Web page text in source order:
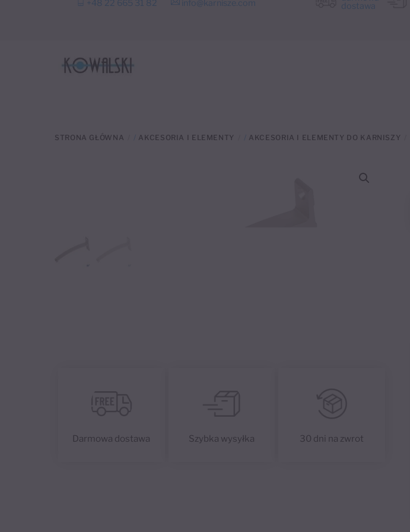
+48 22 665 31 82 info@karnisze.com dostawa
STRONA GŁÓWNA / AKCESORIA I ELEMENTY / AKCESORIA I ELEMENTY DO KARNISZY
Darmowa dostawa Szybka wysyłka 30 dni na zwrot